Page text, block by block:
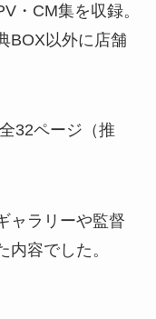
・CM集を収録。
BOX以外に店舗
32ページ（推
ャラリーや監督
容でした。